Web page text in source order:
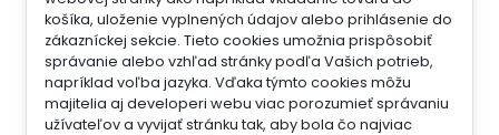
košíka, uloženie vyplnených údajov alebo prihlásenie do
zákazníckej sekcie. Tieto cookies umožnia prispôsobiť
správanie alebo vzhľad stránky podľa Vašich potrieb,
napríklad voľba jazyka. Vďaka týmto cookies môžu
majitelia aj developeri webu viac porozumieť správaniu
užívateľov a vyvijať stránku tak, aby bola čo najviac